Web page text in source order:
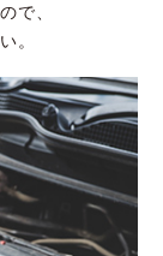
で、
。